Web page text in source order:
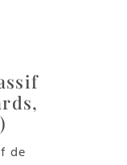
de